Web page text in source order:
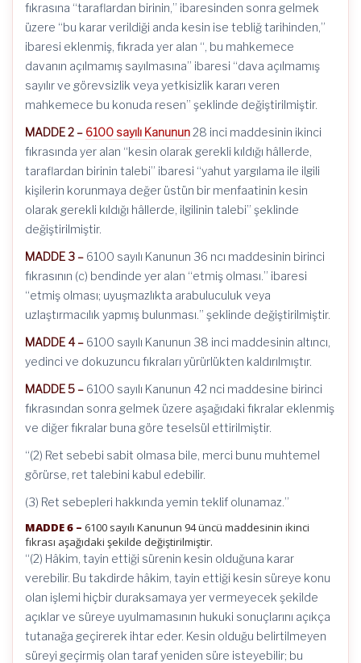
fıkrasına “taraflardan birinin,” ibaresinden sonra gelmek
üzere “bu karar verildiği anda kesin ise tebliğ tarihinden,”
ibaresi eklenmiş, fıkrada yer alan “, bu mahkemece
davanın açılmamış sayılmasına” ibaresi “dava açılmamış
sayılır ve görevsizlik veya yetkisizlik kararı veren
mahkemece bu konuda resen” şeklinde değiştirilmiştir.
MADDE 2 – 6100 sayılı Kanunun28 inci maddesinin ikinci
fıkrasında yer alan “kesin olarak gerekli kıldığı hâllerde,
taraflardan birinin talebi” ibaresi “yahut yargılama ile ilgili
kişilerin korunmaya değer üstün bir menfaatinin kesin
olarak gerekli kıldığı hâllerde, ilgilinin talebi” şeklinde
değiştirilmiştir.
MADDE 3 – 6100 sayılı Kanunun 36 ncı maddesinin birinci
fıkrasının (c) bendinde yer alan “etmiş olması.” ibaresi
“etmiş olması; uyuşmazlıkta arabuluculuk veya
uzlaştırmacılık yapmış bulunması.” şeklinde değiştirilmiştir.
MADDE 4 – 6100 sayılı Kanunun 38 inci maddesinin altıncı,
yedinci ve dokuzuncu fıkraları yürürlükten kaldırılmıştır.
MADDE 5 – 6100 sayılı Kanunun 42 nci maddesine birinci
fıkrasından sonra gelmek üzere aşağıdaki fıkralar eklenmiş
ve diğer fıkralar buna göre teselsül ettirilmiştir.
“(2) Ret sebebi sabit olmasa bile, merci bunu muhtemel
görürse, ret talebini kabul edebilir.
(3) Ret sebepleri hakkında yemin teklif olunamaz.”
MADDE 6 – 6100 sayılı Kanunun 94 üncü maddesinin ikinci
fıkrası aşağıdaki şekilde değiştirilmiştir.
“(2) Hâkim, tayin ettiği sürenin kesin olduğuna karar
verebilir. Bu takdirde hâkim, tayin ettiği kesin süreye konu
olan işlemi hiçbir duraksamaya yer vermeyecek şekilde
açıklar ve süreye uyulmamasının hukuki sonuçlarını açıkça
tutanağa geçirerek ihtar eder. Kesin olduğu belirtilmeyen
süreyi geçirmiş olan taraf yeniden süre isteyebilir; bu